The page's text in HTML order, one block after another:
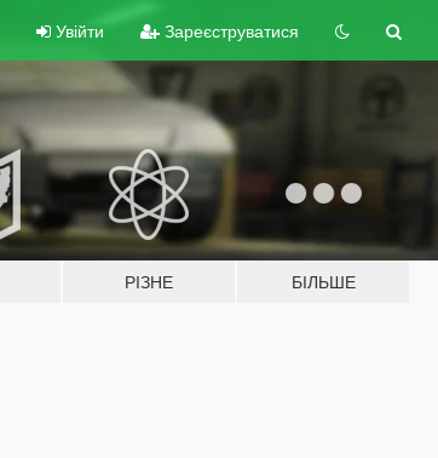
Увійти Зареєструватися
РІЗНЕ БІЛЬШЕ